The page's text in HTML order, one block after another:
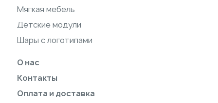
Мягкая мебель
Детские модули
Шары с логотипами
О нас
Контакты
Оплата и доставка